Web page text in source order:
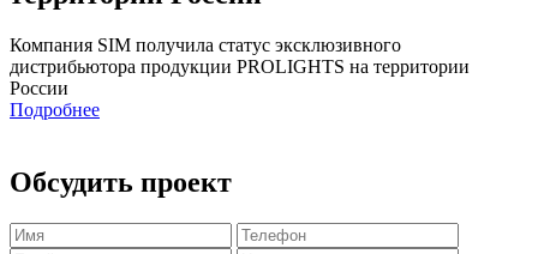
Компания SIM получила статус эксклюзивного
дистрибьютора продукции PROLIGHTS на территории
России
Подробнее
Обсудить проект